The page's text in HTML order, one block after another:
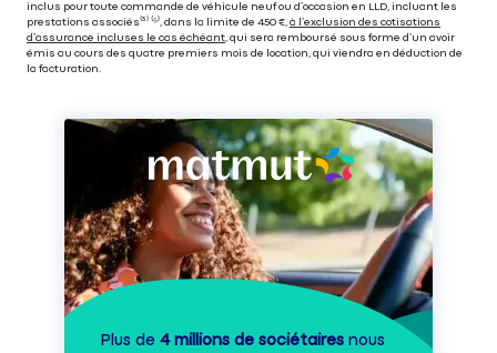
inclus pour toute commande de véhicule neuf ou d’occasion en LLD, incluant les
prestations associés⁽³⁾ ⁽⁵⁾, dans la limite de 450 €, à l’exclusion des cotisations
d’assurance incluses le cas échéant, qui sera remboursé sous forme d’un avoir
émis au cours des quatre premiers mois de location, qui viendra en déduction de
la facturation.
Plus de 4 millions de sociétaires nous